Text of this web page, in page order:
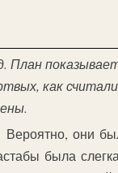
План
как
они
была